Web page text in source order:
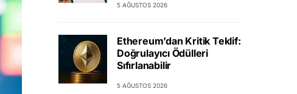
5 AĞUSTOS 2026
Ethereum’dan Kritik Teklif:
Doğrulayıcı Ödülleri
Sıfırlanabilir
5 AĞUSTOS 2026